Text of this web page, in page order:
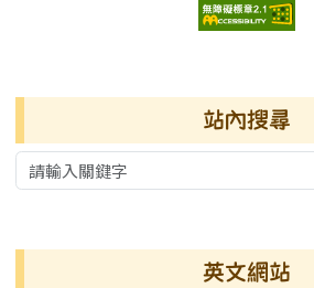
站內搜尋
英文網站